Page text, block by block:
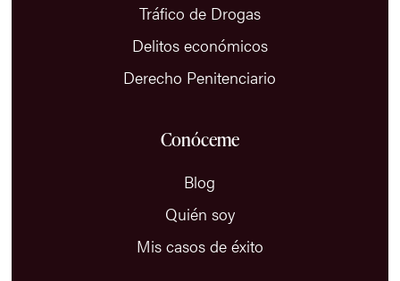
Tráfico de Drogas
Delitos económicos
Derecho Penitenciario
Conóceme
Blog
Quién soy
Mis casos de éxito